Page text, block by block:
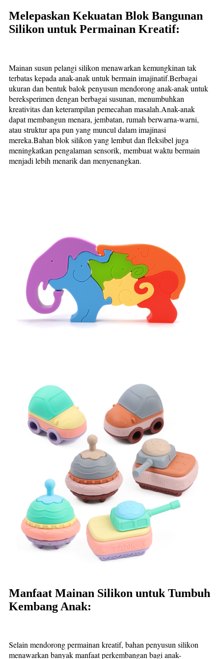
Melepaskan Kekuatan Blok Bangunan
Silikon untuk Permainan Kreatif:
Mainan susun pelangi silikon menawarkan kemungkinan tak
terbatas kepada anak-anak untuk bermain imajinatif.Berbagai
ukuran dan bentuk balok penyusun mendorong anak-anak untuk
bereksperimen dengan berbagai susunan, menumbuhkan
kreativitas dan keterampilan pemecahan masalah.Anak-anak
dapat membangun menara, jembatan, rumah berwarna-warni,
atau struktur apa pun yang muncul dalam imajinasi
mereka.Bahan blok silikon yang lembut dan fleksibel juga
meningkatkan pengalaman sensorik, membuat waktu bermain
menjadi lebih menarik dan menyenangkan.
Manfaat Mainan Silikon untuk Tumbuh
Kembang Anak:
Selain mendorong permainan kreatif, bahan penyusun silikon
menawarkan banyak manfaat perkembangan bagi anak-